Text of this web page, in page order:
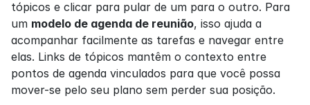
tópicos e clicar para pular de um para o outro. Para
um modelo de agenda de reunião, isso ajuda a
acompanhar facilmente as tarefas e navegar entre
elas. Links de tópicos mantêm o contexto entre
pontos de agenda vinculados para que você possa
mover-se pelo seu plano sem perder sua posição.